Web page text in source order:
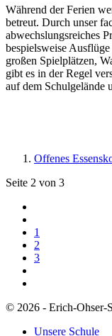
Während der Ferien
betreut. Durch unser
abwechslungsreiches
bespielsweise
großen Spielplätzen,
gibt es in der Regel
auf dem Schulgelände
Offenes
Seite 2 von 3
1
2
3
© 2026 - Erich-Ohser-
Unsere Schule